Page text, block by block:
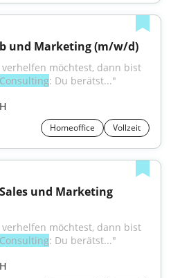
und Marketing (m/w/d)
möchtest, dann bist
Consulting: Du berätst..."
Homeoffice Vollzeit
und Marketing
möchtest, dann bist
Consulting: Du berätst..."